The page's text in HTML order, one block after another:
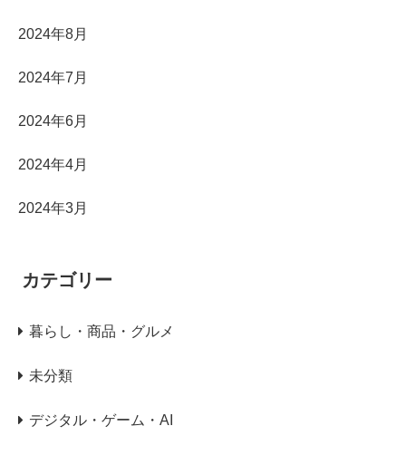
2024年8月
2024年7月
2024年6月
2024年4月
2024年3月
カテゴリー
暮らし・商品・グルメ
未分類
デジタル・ゲーム・AI